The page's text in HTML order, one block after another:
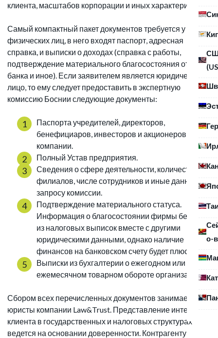
о-
клиента, масштабов корпорации и иных характеристик.
Самый компактный пакет документов требуется у
физических лиц, в него входят паспорт, адресная
справка, и выписки о доходах (справка с работы,
подтверждение материального благосостояния от
банка и иное). Если заявителем является юридическое
лицо, то ему следует предоставить в экспертную
комиссию Боснии следующие документы:
Паспорта учредителей, директоров,
бенефициаров, инвесторов и акционеров
компании.
Полный Устав предприятия.
Сведения о сфере деятельности, количество
филиалов, числе сотрудников и иные данные по
запросу комиссии.
Подтверждение материального статуса.
Информация о благосостоянии фирмы берется
из налоговых выписок вместе с другими
юридическими данными, однако наличие
финансов на банковском счету будет плюсом.
Выписки из бухгалтерии о ежегодном или
ежемесячном товарном обороте организации.
Сбором всех перечисленных документов занимается
юристы компании Law&Trust. Представление интересов
клиента в государственных и налоговых структурах
ведется на основании доверенности. Контрагенту